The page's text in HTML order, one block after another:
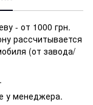
- от 1000 грн.
рассчитывается
(от завода/
у менеджера.